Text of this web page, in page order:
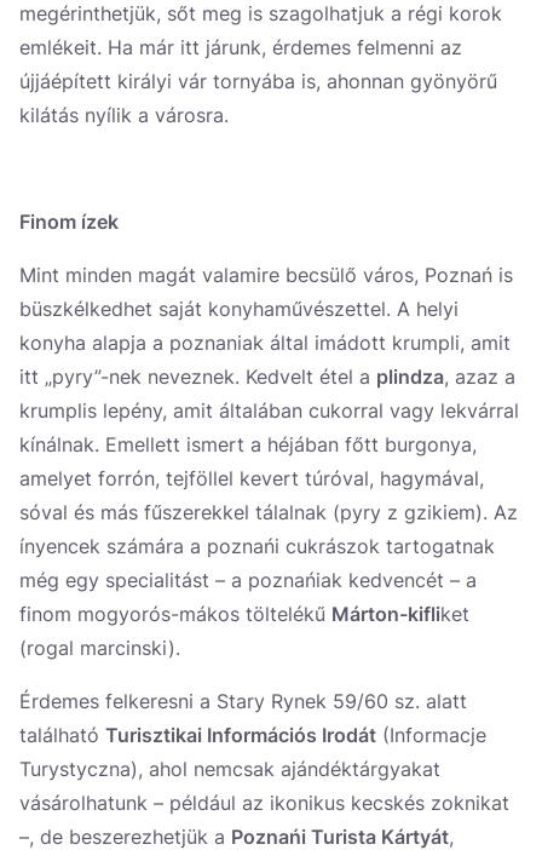
megérinthetjük, sőt meg is szagolhatjuk a régi korok
emlékeit. Ha már itt járunk, érdemes felmenni az
újjáépített királyi vár tornyába is, ahonnan gyönyörű
kilátás nyílik a városra.
Finom ízek
Mint minden magát valamire becsülő város, Poznań is
büszkélkedhet saját konyhaművészettel. A helyi
konyha alapja a poznaniak által imádott krumpli, amit
itt „pyry”-nek neveznek. Kedvelt étel a plindza, azaz a
krumplis lepény, amit általában cukorral vagy lekvárral
kínálnak. Emellett ismert a héjában főtt burgonya,
amelyet forrón, tejföllel kevert túróval, hagymával,
sóval és más fűszerekkel tálalnak (pyry z gzikiem). Az
ínyencek számára a poznańi cukrászok tartogatnak
még egy specialitást – a poznańiak kedvencét – a
finom mogyorós-mákos töltelékű Márton-kifliket
(rogal marcinski).
Érdemes felkeresni a Stary Rynek 59/60 sz. alatt
található Turisztikai Információs Irodát (Informacje
Turystyczna), ahol nemcsak ajándéktárgyakat
vásárolhatunk – például az ikonikus kecskés zoknikat
–, de beszerezhetjük a Poznańi Turista Kártyát,